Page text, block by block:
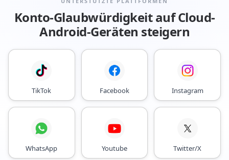
Konto-Glaubwürdigkeit auf Cloud-
Android-Geräten steigern
TikTok Facebook Instagram
WhatsApp Youtube Twitter/X